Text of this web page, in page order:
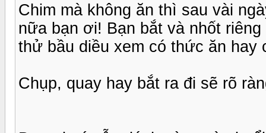
Chim mà không ăn thì sau vài
nữa bạn ơi! Bạn bắt và nhốt
thử bầu diều xem có thức ăn hay
Chụp, quay hay bắt ra đi sẽ rõ